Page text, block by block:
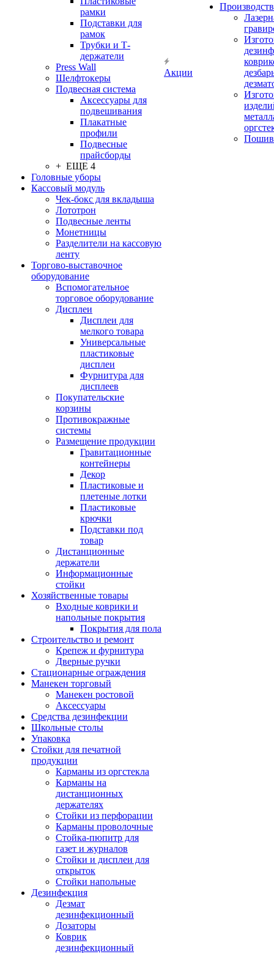
рамки
Подставки для
рамок
Трубки и Т-
держатели
Press Wall
Шелфтокеры
Подвесная система
Аксессуары для
подвешивания
Плакатные
профили
Подвесные
прайсборды
+ ЕЩЕ 4
Головные уборы
Кассовый модуль
Чек-бокс для вкладыша
Лототрон
Подвесные ленты
Монетницы
Разделители на кассовую
ленту
Торгово-выставочное
оборудование
Вспомогательное
торговое оборудование
Дисплеи
Дисплеи для
мелкого товара
Универсальные
пластиковые
дисплеи
Фурнитура для
дисплеев
Покупательские
корзины
Противокражные
системы
Размещение продукции
Гравитационные
контейнеры
Декор
Пластиковые и
плетеные лотки
Пластиковые
крючки
Подставки под
товар
Дистанционные
держатели
Информационные
стойки
Хозяйственные товары
Входные коврики и
напольные покрытия
Покрытия для пола
Строительство и ремонт
Крепеж и фурнитура
Дверные ручки
Стационарные ограждения
Манекен торговый
Манекен ростовой
Аксессуары
Средства дезинфекции
Школьные столы
Упаковка
Стойки для печатной
продукции
Карманы из оргстекла
Карманы на
дистанционных
держателях
Стойки из перфорации
Карманы проволочные
Стойка-пюпитр для
газет и журналов
Стойки и дисплеи для
открыток
Стойки напольные
Дезинфекция
Дезмат
дезинфекционный
Дозаторы
Коврик
дезинфекционный
Акции
Пошив